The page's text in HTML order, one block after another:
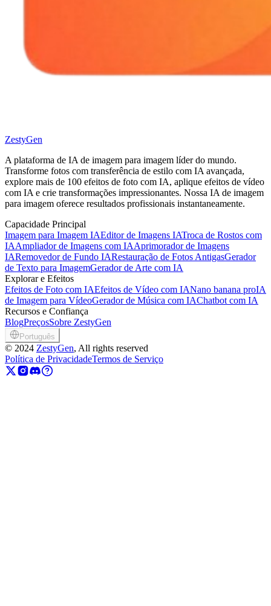
ZestyGen
A plataforma de IA de imagem para imagem líder do mundo.
Transforme fotos com transferência de estilo com IA avançada,
explore mais de 100 efeitos de foto com IA, aplique efeitos de vídeo
com IA e crie transformações impressionantes. Nossa IA de imagem
para imagem oferece resultados profissionais instantaneamente.
Capacidade Principal
Imagem para Imagem IAEditor de Imagens IATroca de Rostos com
IAAmpliador de Imagens com IAAprimorador de Imagens
IARemovedor de Fundo IARestauração de Fotos AntigasGerador
de Texto para ImagemGerador de Arte com IA
Explorar e Efeitos
Efeitos de Foto com IAEfeitos de Vídeo com IANano banana proIA
de Imagem para VídeoGerador de Música com IAChatbot com IA
Recursos e Confiança
BlogPreçosSobre ZestyGen
Português
© 2024 ZestyGen, All rights reserved
Política de PrivacidadeTermos de Serviço